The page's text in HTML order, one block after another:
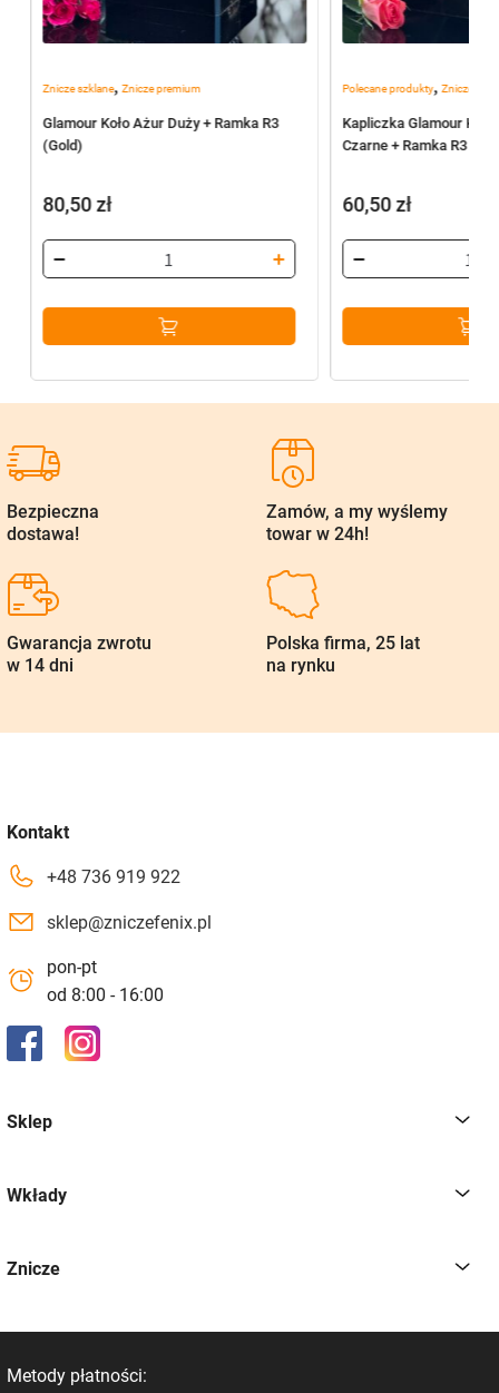
Znicze szklane, Znicze premium
Glamour Koło Ażur Duży + Ramka R3
(Gold)
80,50zł
Polecane produkty,Znicze
Kapliczka Glamour Koło
Czarne + Ramka R3
60,50zł
Bezpieczna
dostawa!
Zamów, a my wyślemy
towar w 24h!
Gwarancja zwrotu
w 14 dni
Polska firma, 25 lat
na rynku
Kontakt
+48 736 919 922
sklep@zniczefenix.pl
pon-pt
od 8:00 - 16:00
Sklep
Wkłady
Znicze
Metody płatności: